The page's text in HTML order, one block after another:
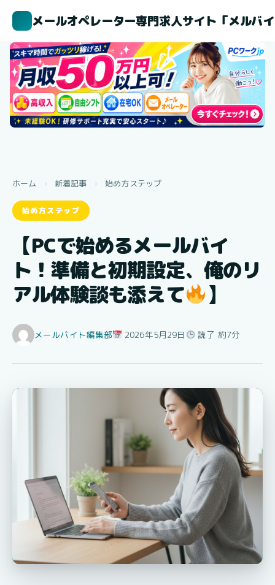
メールオペレーター専門求人サイト「メルバ
ホーム › 新着記事 › 始め方ステップ
始め方ステップ
【PCで始めるメールバイ
ト！準備と初期設定、俺のリ
アル体験談も添えて
】
メールバイト編集部 2026年5月29日 読了 約7分